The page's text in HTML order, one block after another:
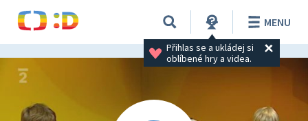
Přihlas se a ukládej si
oblíbené hry a videa.
MENU